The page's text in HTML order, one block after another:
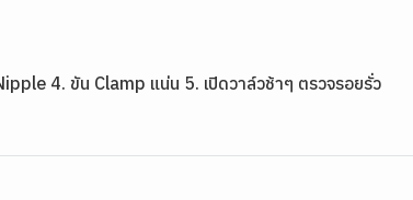
4. ขัน Clamp แน่น 5. เปิดวาล์วช้าๆ ตรวจรอยรั่ว